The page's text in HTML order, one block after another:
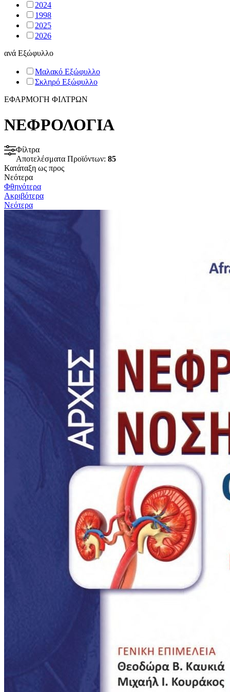
2024
1998
2025
2026
ανά Εξώφυλλο
Μαλακό Εξώφυλλο
Σκληρό Εξώφυλλο
ΕΦΑΡΜΟΓΗ ΦΙΛΤΡΩΝ
ΝΕΦΡΟΛΟΓΙΑ
Φίλτρα
Αποτελέσματα Προϊόντων: 85
Κατάταξη ως προς
Νεότερα
Φθηνότερα
Ακριβότερα
Νεότερα